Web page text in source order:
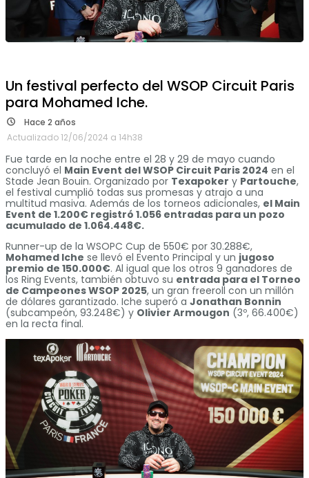
Un festival perfecto del WSOP Circuit Paris
para Mohamed Iche.
Hace 2 años
Actualizado 12/06/2024 a 14h38
Fue tarde en la noche entre el 28 y 29 de mayo cuando
concluyó el Main Event del WSOP Circuit Paris 2024 en el
Stade Jean Bouin. Organizado por Texapoker y Partouche,
el festival cumplió todas sus promesas y atrajo a una
multitud masiva. Además de los torneos adicionales, el Main
Event de 1.200€ registró 1.056 entradas para un pozo
acumulado de 1.064.448€.
Runner-up de la WSOPC Cup de 550€ por 30.288€,
Mohamed Iche se llevó el Evento Principal y un jugoso
premio de 150.000€. Al igual que los otros 9 ganadores de
los Ring Events, también obtuvo su entrada para el Torneo
de Campeones WSOP 2025, un gran freeroll con un millón
de dólares garantizado. Iche superó a Jonathan Bonnin
(subcampeón, 93.248€) y Olivier Armougon (3º, 66.400€)
en la recta final.